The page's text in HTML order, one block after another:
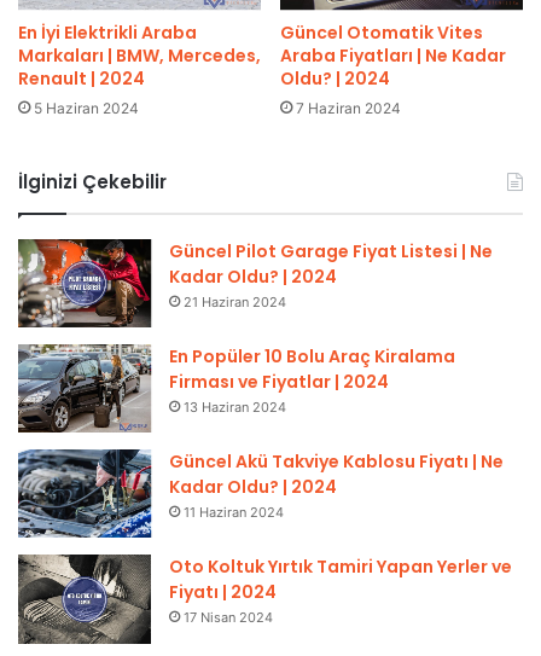
En İyi Elektrikli Araba
Markaları | BMW, Mercedes,
Renault | 2024
5 Haziran 2024
Güncel Otomatik Vites
Araba Fiyatları | Ne Kadar
Oldu? | 2024
7 Haziran 2024
İlginizi Çekebilir
Güncel Pilot Garage Fiyat Listesi | Ne
Kadar Oldu? | 2024
21 Haziran 2024
En Popüler 10 Bolu Araç Kiralama
Firması ve Fiyatlar | 2024
13 Haziran 2024
Güncel Akü Takviye Kablosu Fiyatı | Ne
Kadar Oldu? | 2024
11 Haziran 2024
Oto Koltuk Yırtık Tamiri Yapan Yerler ve
Fiyatı | 2024
17 Nisan 2024